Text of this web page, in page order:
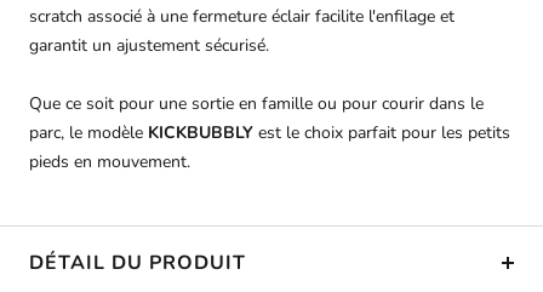
scratch associé à une fermeture éclair facilite l'enfilage et
garantit un ajustement sécurisé.
Que ce soit pour une sortie en famille ou pour courir dans le
parc, le modèle KICKBUBBLY est le choix parfait pour les petits
pieds en mouvement.
DÉTAIL DU PRODUIT